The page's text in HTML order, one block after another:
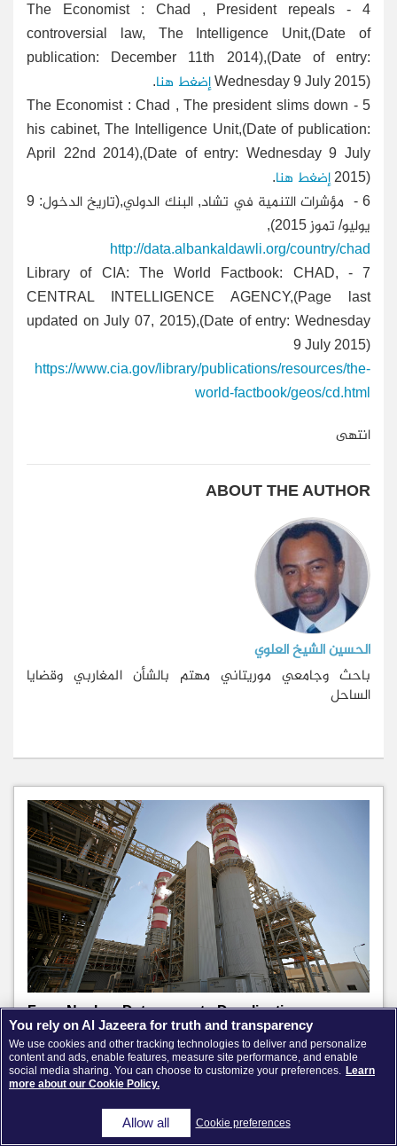
4 - The Economist : Chad , President repeals
controversial law, The Intelligence Unit,(Date of
publication: December 11th 2014),(Date of entry:
Wednesday 9 July 2015) إضغط هنا.
5 - The Economist : Chad , The president slims down
his cabinet, The Intelligence Unit,(Date of publication:
April 22nd 2014),(Date of entry: Wednesday 9 July
2015) إضغط هنا.
6 - مؤشرات التنمية في تشاد, البنك الدولي,(تاريخ الدخول: 9
يوليو/ تموز 2015),
http://data.albankaldawli.org/country/chad
7 - Library of CIA: The World Factbook: CHAD,
CENTRAL INTELLIGENCE AGENCY,(Page last
updated on July 07, 2015),(Date of entry: Wednesday
9 July 2015)
https://www.cia.gov/library/publications/resources/the-
world-factbook/geos/cd.html
انتهى
ABOUT THE AUTHOR
الحسين الشيخ العلوي
باحث وجامعي موريتاني مهتم بالشأن المغاربي وقضايا
الساحل
From Nuclear Deterrence to Desalination
Deterrence
27 July 2026
You rely on Al Jazeera for truth and transparency
We use cookies and other tracking technologies to deliver and personalize
content and ads, enable features, measure site performance, and enable
social media sharing. You can choose to customize your preferences. Learn
more about our Cookie Policy.
Cookie preferences
Allow all